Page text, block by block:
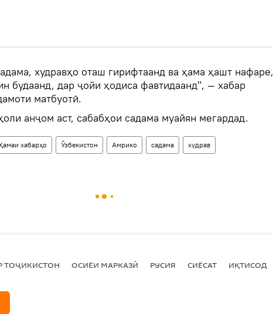
худравҳо оташ гирифтаанд ва ҳама ҳашт нафаре,
будаанд, дар ҷойи ҳодиса фавтидаанд", — хабар
матбуотӣ.
анҷом аст, сабабҳои садама муайян мегардад.
хабарҳо Ӯзбекистон Амрико садама худрав
ТОҶИКИСТОН ОСИЁИ МАРКАЗӢ РУСИЯ СИЁСАТ ИҚТИСОД